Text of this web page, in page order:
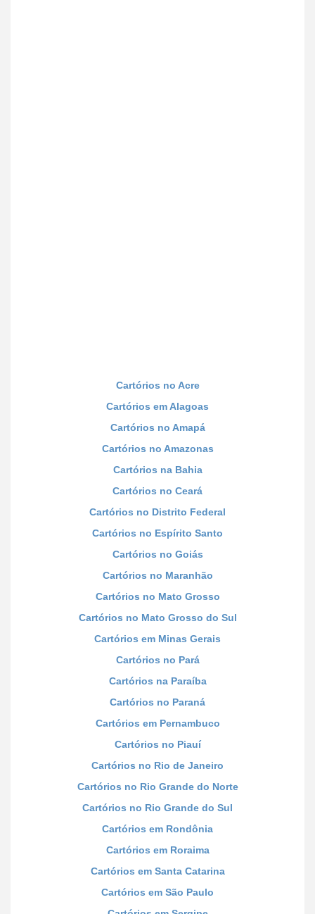
Cartórios no Acre
Cartórios em Alagoas
Cartórios no Amapá
Cartórios no Amazonas
Cartórios na Bahia
Cartórios no Ceará
Cartórios no Distrito Federal
Cartórios no Espírito Santo
Cartórios no Goiás
Cartórios no Maranhão
Cartórios no Mato Grosso
Cartórios no Mato Grosso do Sul
Cartórios em Minas Gerais
Cartórios no Pará
Cartórios na Paraíba
Cartórios no Paraná
Cartórios em Pernambuco
Cartórios no Piauí
Cartórios no Rio de Janeiro
Cartórios no Rio Grande do Norte
Cartórios no Rio Grande do Sul
Cartórios em Rondônia
Cartórios em Roraima
Cartórios em Santa Catarina
Cartórios em São Paulo